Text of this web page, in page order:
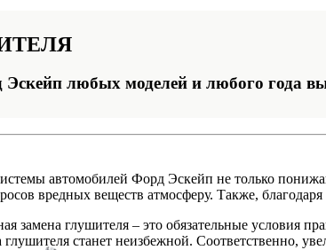
любых моделей и любого года
автомобилей Форд Эскейп не только
вредных веществ атмосферу. Также,
замена глушителя – это обязательные условия
глушителя станет неизбежной. Соответственно,